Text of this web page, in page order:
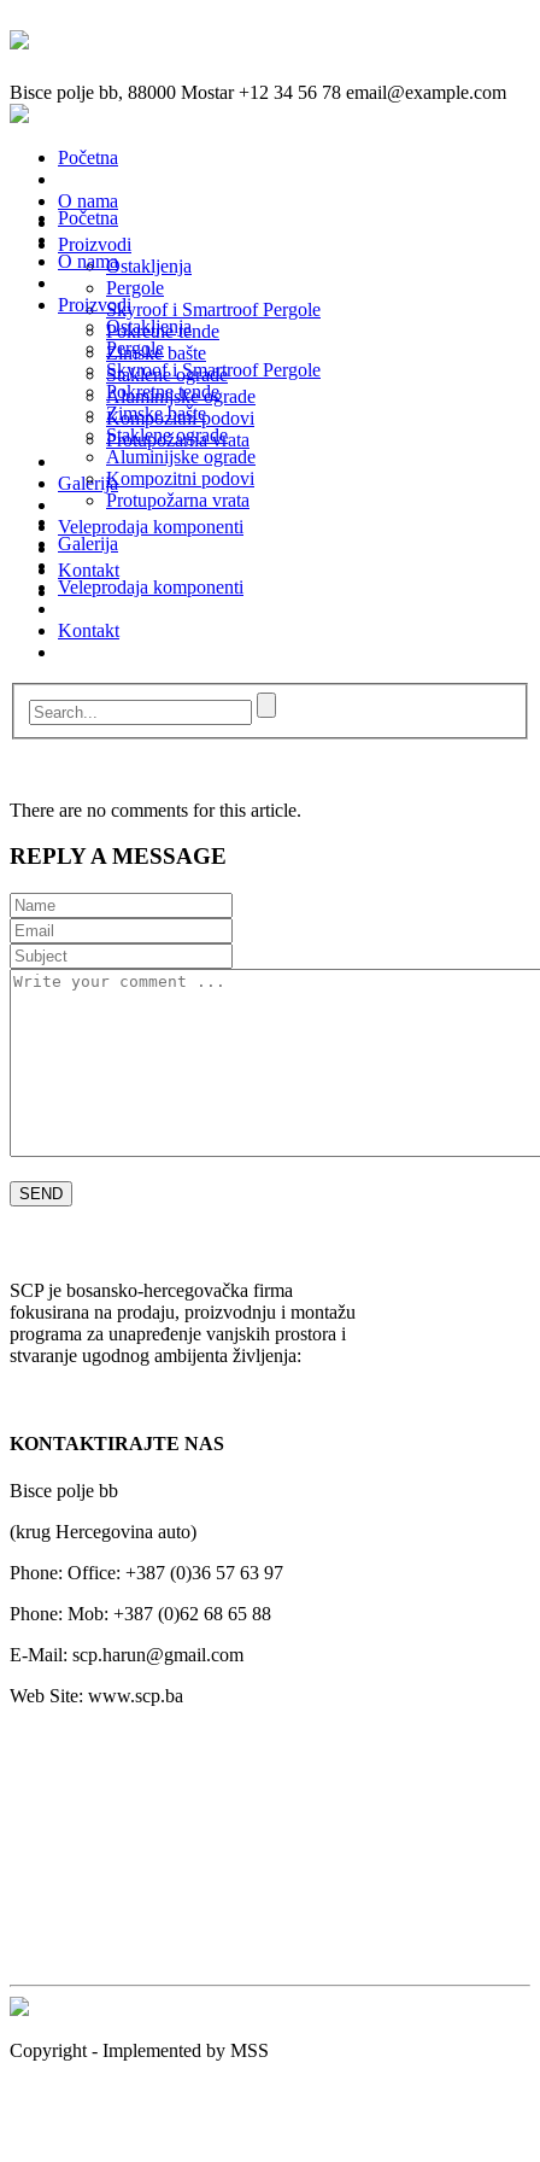
Bisce polje bb, 88000 Mostar +12 34 56 78 email@example.com
Početna
O nama
Proizvodi
Ostakljenja
Pergole
Skyroof i Smartroof Pergole
Pokretne tende
Zimske bašte
Staklene ograde
Aluminijske ograde
Kompozitni podovi
Protupožarna vrata
Galerija
Veleprodaja komponenti
Kontakt
Početna
O nama
Proizvodi
Ostakljenja
Pergole
Skyroof i Smartroof Pergole
Pokretne tende
Zimske bašte
Staklene ograde
Aluminijske ograde
Kompozitni podovi
Protupožarna vrata
Galerija
Veleprodaja komponenti
Kontakt
There are no comments for this article.
REPLY A MESSAGE
SCP je bosansko-hercegovačka firma
fokusirana na prodaju, proizvodnju i montažu
programa za unapređenje vanjskih prostora i
stvaranje ugodnog ambijenta življenja:
KONTAKTIRAJTE NAS
Bisce polje bb
(krug Hercegovina auto)
Phone: Office: +387 (0)36 57 63 97
Phone: Mob: +387 (0)62 68 65 88
E-Mail: scp.harun@gmail.com
Web Site: www.scp.ba
Copyright - Implemented by MSS